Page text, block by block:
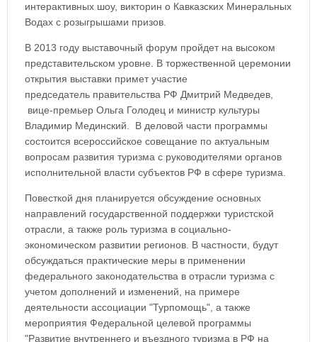
интерактивных шоу, викторин о Кавказских Минеральных
Водах с розыгрышами призов.
В 2013 году выставочный форум пройдет на высоком
представительском уровне. В торжественной церемонии
открытия выставки примет участие
председатель правительства РФ Дмитрий Медведев,
вице-премьер Ольга Голодец и министр культуры
Владимир Мединский. В деловой части программы
состоится всероссийское совещание по актуальным
вопросам развития туризма с руководителями органов
исполнительной власти субъектов РФ в сфере туризма.
Повесткой дня планируется обсуждение основных
направлений государственной поддержки туристской
отрасли, а также роль туризма в социально-
экономическом развитии регионов. В частности, будут
обсуждаться практические меры в применении
федерального законодательства в отрасли туризма с
учетом дополнений и изменений, на примере
деятельности ассоциации "Турпомощь", а также
мероприятия Федеральной целевой программы
"Развитие внутреннего и въездного туризма в РФ на